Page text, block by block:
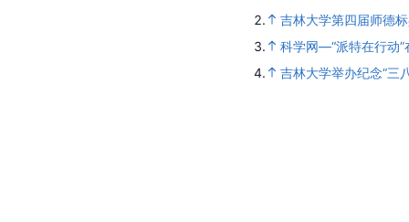
2.
吉林大学第四届师德
3.
科学网—“派特在行动”
4.
吉林大学举办纪念“三